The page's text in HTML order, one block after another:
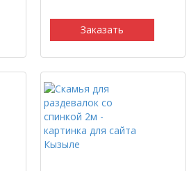
Заказать